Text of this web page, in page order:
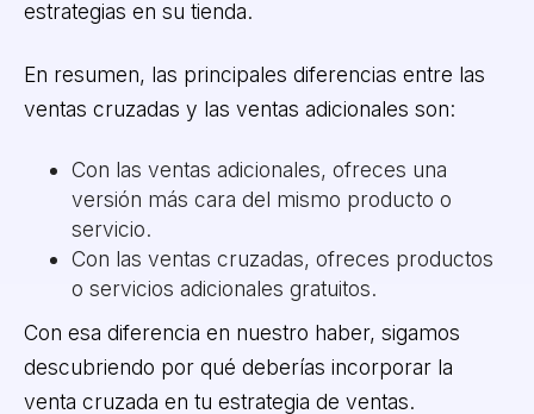
estrategias en su tienda.
En resumen, las principales diferencias entre las
ventas cruzadas y las ventas adicionales son:
Con las ventas adicionales, ofreces una
versión más cara del mismo producto o
servicio.
Con las ventas cruzadas, ofreces productos
o servicios adicionales gratuitos.
Con esa diferencia en nuestro haber, sigamos
descubriendo por qué deberías incorporar la
venta cruzada en tu estrategia de ventas.